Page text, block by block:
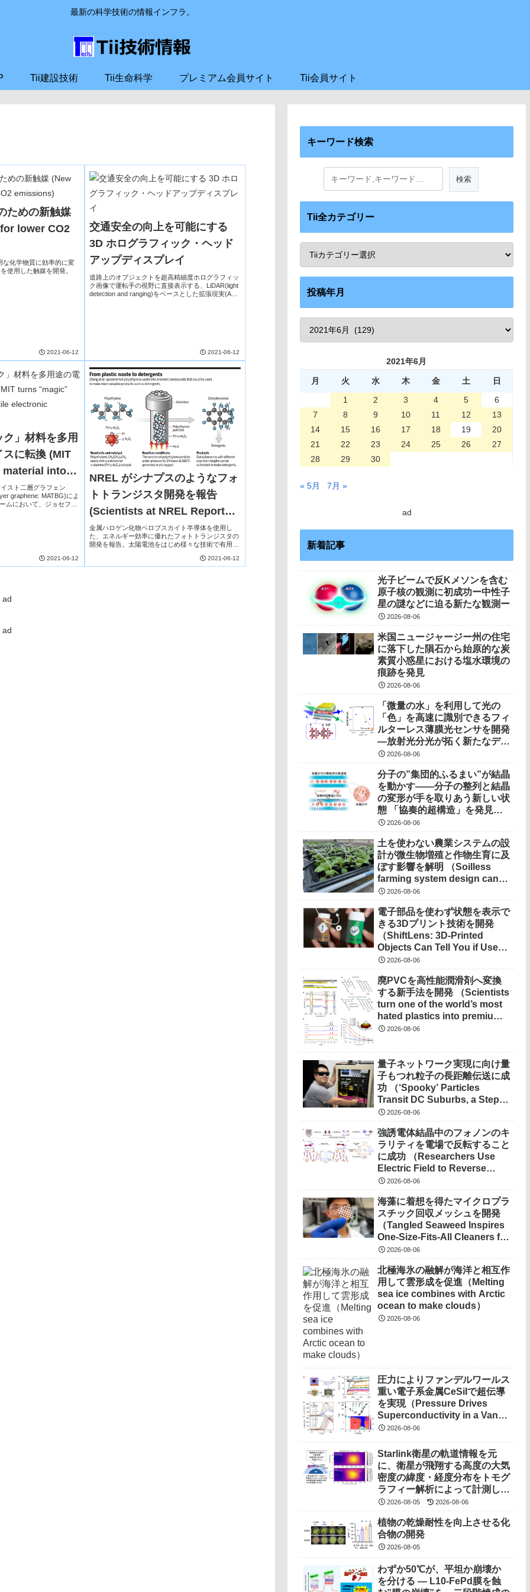
最新の科学技術の情報インフラ。
Tii建設技術 Tii生命科学 プレミアム会員サイト Tii会員サイト
ための新触媒
lower CO2
な化学物質に効率的に変
使用した触媒を開発。
2021-06-12
交通安全の向上を可能にする
3D ホログラフィック・ヘッド
アップディスプレイ
道路上のオブジェクトを超高精細度ホログラフィッ
ク画像で運転手の視野に直接表示する、LiDAR(light
detection and ranging)をベースとした拡張現実(AR)
2021-06-12
」材料を多用
に転換 (MIT
material into
devices)
スト二層グラフェン
graphene: MATBG)によ
ムにおいて、ジョセフソ
2021-06-12
NREL がシナプスのようなフォ
トトランジスタ開発を報告
(Scientists at NREL Report
New Synapse-Like
Phototransistor)
金属ハロゲン化物ペロブスカイト半導体を使用し
た、エネルギー効率に優れたフォトトランジスタの
開発を報告。太陽電池をはじめ様々な技術で有用と
体と単層カーボンナノチューブ(SWCNTs)の 2 種類
2021-06-12
ad
ad
キーワード検索
Tii全カテゴリー
投稿年月
2021年6月
月 火 水 木 金 土
日
1
2 3 4 5
6
7
8 9 10 11 12
13
14
15 16 17 18 19
20
21
22 23 24 25 26
27
28
29 30
« 5月 7月 »
ad
新着記事
光子ビームで反Kメソンを含む
原子核の観測に初成功ー中性子
星の謎などに迫る新たな観測ー
2026-08-06
米国ニュージャージー州の住宅
に落下した隕石から始原的な炭
素質小惑星における塩水環境の
痕跡を発見
2026-08-06
「微量の水」を利用して光の
「色」を高速に識別できるフィ
ルターレス薄膜光センサを開発
―放射光分光が拓く新たなデバ
イス駆動原理―
2026-08-06
分子の”集団的ふるまい”が結晶
を動かす――分子の整列と結晶
の変形が手を取りあう新しい状
態 「協奏的超構造」を発見
――2026-08-06
土を使わない農業システムの設
計が微生物増殖と作物生育に及
ぼす影響を解明 （Soilless
farming system design can
determine microbial growth,
2026-08-06
電子部品を使わず状態を表示で
きる3Dプリント技術を開発
（ShiftLens: 3D-Printed
Objects Can Tell You if Used
Properly）
2026-08-06
廃PVCを高性能潤滑剤へ変換
する新手法を開発 （Scientists
turn one of the world’s most
hated plastics into premium
lubricant）
2026-08-06
量子ネットワーク実現に向け量
子もつれ粒子の長距離伝送に成
功 （‘Spooky’ Particles
Transit DC Suburbs, a Step
Toward a Quantum
ワーク実現に向け量子もつれ粒
子の長距離伝送に成功
（‘Spooky’ Particles Transit
DC Suburbs, a Step Toward a
Quantum Network）
2026-08-06
強誘電体結晶中のフォノンのキ
ラリティを電場で反転すること
に成功 （Researchers Use
Electric Field to Reverse
Phonon Chirality in
2026-08-06
海藻に着想を得たマイクロプラ
スチック回収メッシュを開発
（Tangled Seaweed Inspires
One-Size-Fits-All Cleaners for
Ocean Microplastics）
2026-08-06
北極海氷の融解が海洋と相互作
用して雲形成を促進（Melting
sea ice combines with Arctic
ocean to make clouds）
2026-08-06
圧力によりファンデルワールス
重い電子系金属CeSiIで超伝導
を実現（Pressure Drives
Superconductivity in a Van
Der Waals Heavy-Fermion
2026-08-06
Starlink衛星の軌道情報を元
に、衛星が飛翔する高度の大気
密度の緯度・経度分布をトモグ
ラフィー解析によって計測しま
した（世界初の成果）
2026-08-05 2026-08-06
植物の乾燥耐性を向上させる化
合物の開発
2026-08-05
わずか50℃が、平坦か崩壊か
を分ける ― L10-FePd膜を蝕